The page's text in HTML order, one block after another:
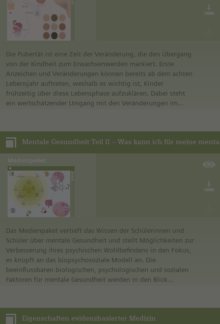
Die Pubertät ist eine Zeit der Veränderung, die den Übergang
von der Kindheit zum Erwachsenwerden markiert. Erste
Anzeichen und Veränderungen können bereits ab dem achten
Lebensjahr auftreten, weshalb es wichtig ist, Kinder
frühzeitig über diese Lebensphase aufzuklären. Dabei steht
ein wertschätzender Umgang mit den Veränderungen im
Das Medienpaket „Pubertät: Körperliche Veränderungen“ stellt
Lehrenden und Lernenden für die Auseinandersetzung mit
diesem Thema interaktive Übungen und Medien bereit, die
eine wertschätzende Kommunikation über die Veränderungen
in der Pubertät ermöglichen und damit das Selbst- und
Körperbewusstsein der Kinder fördern.
Das Medienpaket vertieft das Wissen der Schülerinnen und
Schüler über mentale Gesundheit und stellt Möglichkeiten zur
Verbesserung ihres psychischen Wohlbefindens in den Fokus,
es knüpft an das biopsychosoziale Modell an. Die
beeinflussbaren biologischen, psychologischen und sozialen
Faktoren für mentale Gesundheit werden in den Blick
Für die Bearbeitung ist es nicht zwingend notwendig, das
Medienpaket „Mentale Gesundheit Teil I“ bearbeitet zu haben.
Eigenschaften evidenzbasierter Medizin